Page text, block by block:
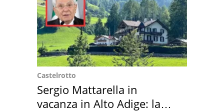
Castelrotto
Sergio Mattarella in
vacanza in Alto Adige: la